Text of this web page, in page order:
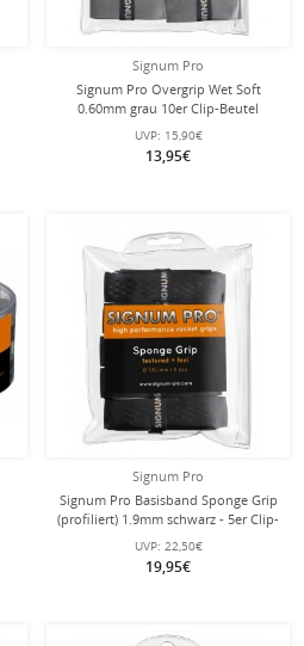
Signum Pro
Signum Pro Overgrip Wet Soft
0.60mm grau 10er Clip-Beutel
UVP: 15,90€
13,95€
Signum Pro
Signum Pro Basisband Sponge Grip
(profiliert) 1.9mm schwarz - 5er Clip-
Beutel
UVP: 22,50€
19,95€